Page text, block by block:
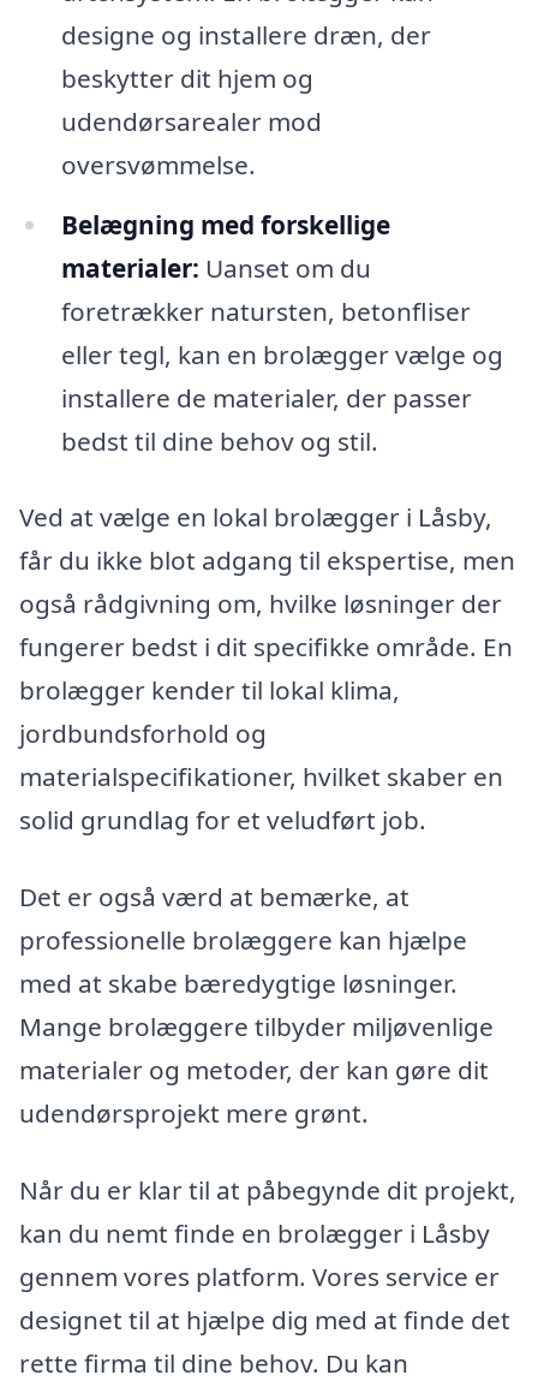
designe og installere dræn, der
beskytter dit hjem og
udendørsarealer mod
oversvømmelse.
Belægning med forskellige
materialer: Uanset om du
foretrækker natursten, betonfliser
eller tegl, kan en brolægger vælge og
installere de materialer, der passer
bedst til dine behov og stil.
Ved at vælge en lokal brolægger i Låsby,
får du ikke blot adgang til ekspertise, men
også rådgivning om, hvilke løsninger der
fungerer bedst i dit specifikke område. En
brolægger kender til lokal klima,
jordbundsforhold og
materialspecifikationer, hvilket skaber en
solid grundlag for et veludført job.
Det er også værd at bemærke, at
professionelle brolæggere kan hjælpe
med at skabe bæredygtige løsninger.
Mange brolæggere tilbyder miljøvenlige
materialer og metoder, der kan gøre dit
udendørsprojekt mere grønt.
Når du er klar til at påbegynde dit projekt,
kan du nemt finde en brolægger i Låsby
gennem vores platform. Vores service er
designet til at hjælpe dig med at finde det
rette firma til dine behov. Du kan